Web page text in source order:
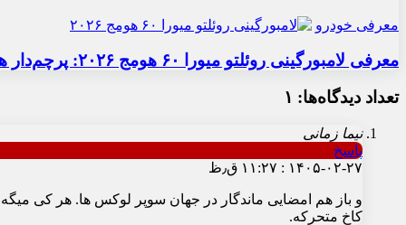
معرفی خودرو
معرفی لامبورگینی روئلتو میورا ۶۰ هومج ۲۰۲۶: پرچم‌دار هیبریدی
تعداد دیدگاه‌ها: ۱
نیما زمانی
پاسخ
۱۴۰۵-۰۲-۲۷ : ۱۱:۲۷ ق٫ظ
کاخ متحرکه.